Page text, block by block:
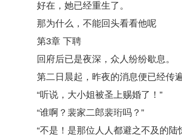
好在，她已经重生了。
那为什么，不能回头看看他呢
第3章 下聘
回府后已是夜深，众人纷纷歇息。
第二日晨起，昨夜的消息便已经传
“听说，大小姐被圣上赐婚了！”
“谁啊？裴家二郎裴珩吗？”
“不是！是那位人人都避之不及的陆